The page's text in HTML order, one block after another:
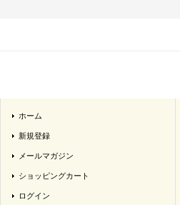
ホーム
新規登録
メールマガジン
ショッピングカート
ログイン